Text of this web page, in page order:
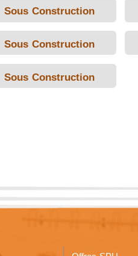
Sous Construction
Sous Construction
Sous Construction